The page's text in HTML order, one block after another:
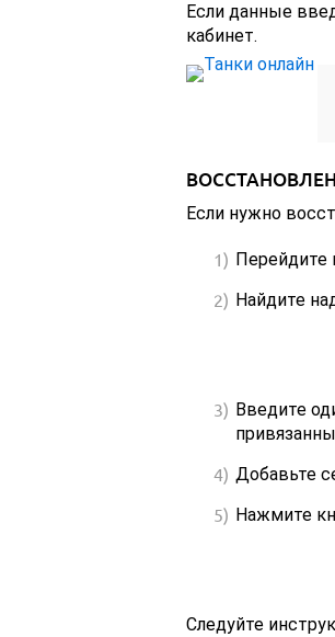
Если данные
кабинет.
Если нужно
Перейдите
Найдите
Введите
Добавьте
Нажмите
Следуйте